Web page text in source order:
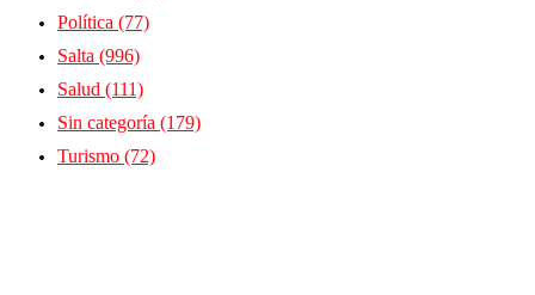
Política (77)
Salta (996)
Salud (111)
Sin categoría (179)
Turismo (72)